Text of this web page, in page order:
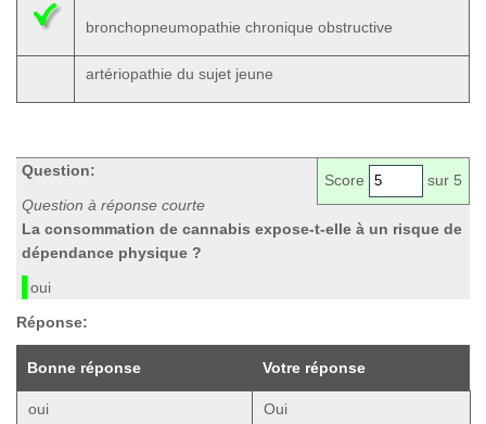
bronchopneumopathie chronique obstructive
artériopathie du sujet jeune
Score sur 5
Question:
Question à réponse courte
La consommation de cannabis expose-t-elle à un risque de
dépendance physique ?
oui
Réponse:
Bonne réponse Votre réponse
oui Oui